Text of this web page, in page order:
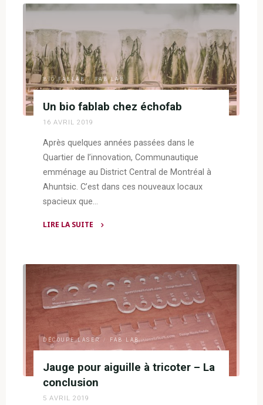
:
d’un
photobioréacteur"
BIO FABLAB / FAB LAB
Un bio fablab chez échofab
16 AVRIL 2019
Après quelques années passées dans le
Quartier de l’innovation, Communautique
emménage au District Central de Montréal à
Ahuntsic. C’est dans ces nouveaux locaux
spacieux que…
LIRE LA SUITE
fablab
chez
échofab"
DÉCOUPE LASER / FAB LAB
Jauge pour aiguille à tricoter – La
conclusion
5 AVRIL 2019